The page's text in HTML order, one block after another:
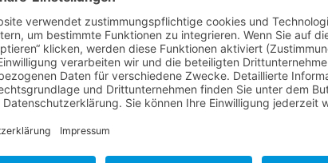
Marlis Kahlsdorf
18. Auflage 2024 03.2002
280 mm x 200 mm
32
gebunden
Links zu "Wo ist denn das Meer?"